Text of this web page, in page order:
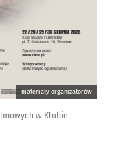
materiały organizatorów
w Klubie